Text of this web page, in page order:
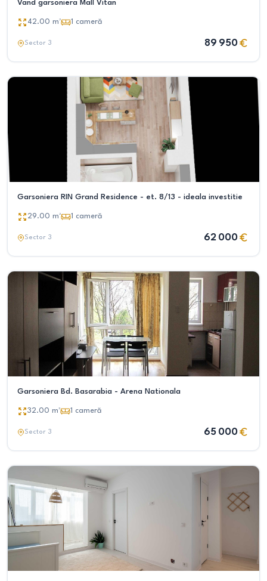
Vand garsoniera Mall Vitan
42.00 m² 1 cameră
Sector 3 89 950
Garsoniera RIN Grand Residence - et. 8/13 - ideala investitie
29.00 m² 1 cameră
Sector 3 62 000
Garsoniera Bd. Basarabia - Arena Nationala
32.00 m² 1 cameră
Sector 3 65 000